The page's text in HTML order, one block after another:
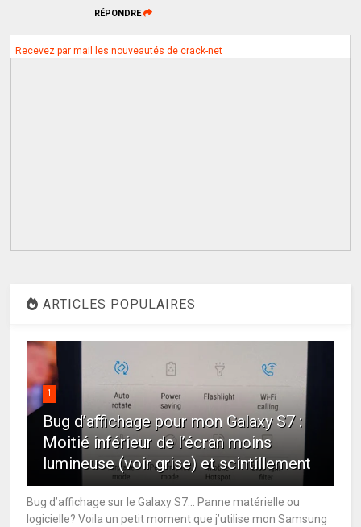
RÉPONDRE
Recevez par mail les nouveautés de crack-net
ARTICLES POPULAIRES
1
Bug d’affichage pour mon Galaxy S7 :
Moitié inférieur de l’écran moins
lumineuse (voir grise) et scintillement
Bug d’affichage sur le Galaxy S7… Panne matérielle ou
logicielle? Voila un petit moment que j’utilise mon Samsung